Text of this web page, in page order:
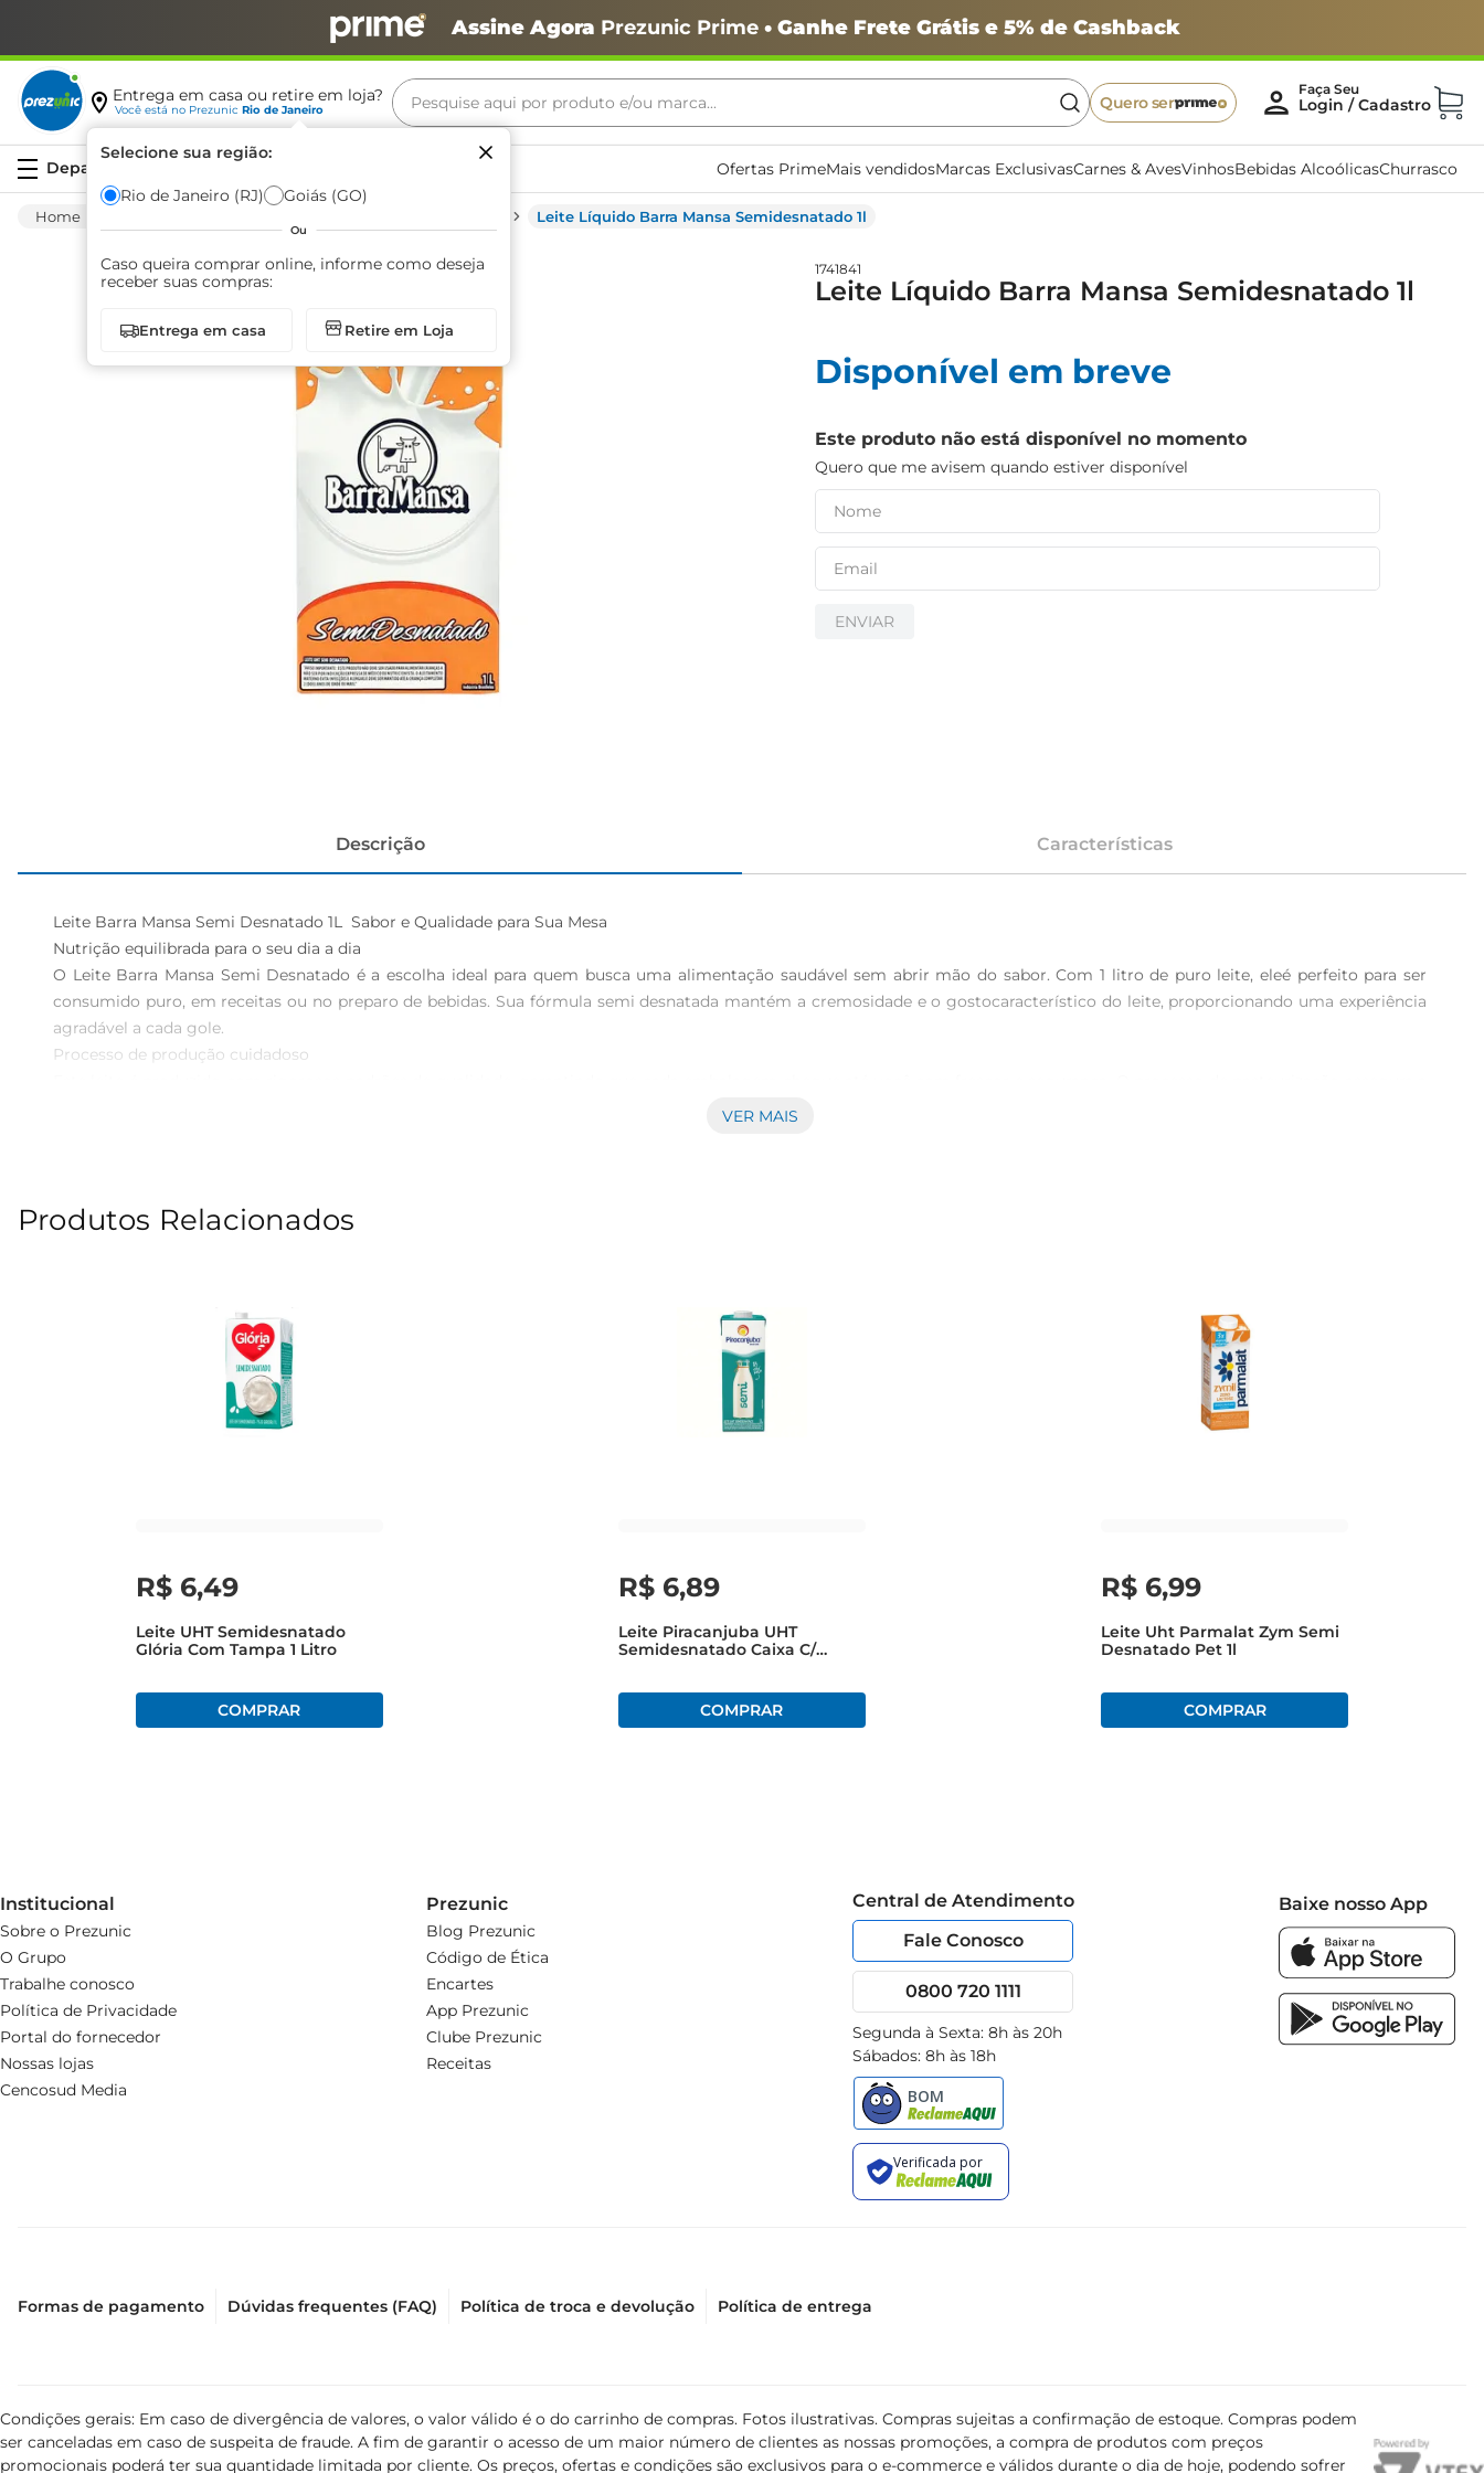
Assine Agora Prezunic Prime• Ganhe Frete Grátis e 5% de Cashback
Entrega em casa ou retire em loja?
Você está no Prezunic Rio de Janeiro
Selecione sua região:
Rio de Janeiro (RJ) Goiás (GO)
Ou
Caso queira comprar online, informe como deseja
receber suas compras:
Entrega em casa Retire em Loja
Pesquise aqui por produto e/ou marca...
Quero ser
Ofertas PrimeMais vendidosMarcas ExclusivasCarnes & AvesVinhosBebidas AlcoólicasChurrasco
Leite Líquido Barra Mansa Semidesnatado 1l
1741841
Leite Líquido Barra Mansa Semidesnatado 1l
Disponível em breve
Este produto não está disponível no momento
Quero que me avisem quando estiver disponível
ENVIAR
Descrição Características
Leite Barra Mansa Semi Desnatado 1L  Sabor e Qualidade para Sua Mesa
Nutrição equilibrada para o seu dia a dia
O Leite Barra Mansa Semi Desnatado é a escolha ideal para quem busca uma alimentação saudável sem abrir mão do sabor. Com 1 litro de puro leite, eleé perfeito para ser
consumido puro, em receitas ou no preparo de bebidas. Sua fórmula semi desnatada mantém a cremosidade e o gostocaracterístico do leite, proporcionando uma experiência
agradável a cada gole.
Processo de produção cuidadoso
eliminação de microrganismos indesejados, preservando os nutrientes essenciais, como cálcio e vitaminas. Assim, você pode desfrutar de um produto que não apenas atende às
bolos, pudins e molhos, ele se adapta a diferentes ocasiões. Sua textura leve e sabor suave tornam qualquer prato mais especial, permitindo que você explore sua criatividade na
Com o Leite Barra Mansa Semi Desnatado, você tem à disposição um produto de qualidade que se encaixa perfeitamente em um estilo de vida equilibrado e saboroso.
VER MAIS
Produtos Relacionados
R$ 6,49
Leite UHT Semidesnatado
Glória Com Tampa 1 Litro
R$ 6,89
Leite Piracanjuba UHT
Semidesnatado Caixa C/
R$ 6,99
Leite Uht Parmalat Zym Semi
Desnatado Pet 1l
Institucional
Sobre o Prezunic
O Grupo
Trabalhe conosco
Política de Privacidade
Portal do fornecedor
Nossas lojas
Cencosud Media
Prezunic
Blog Prezunic
Código de Ética
Encartes
App Prezunic
Clube Prezunic
Receitas
Central de Atendimento
Fale Conosco
0800 720 1111
Segunda à Sexta: 8h às 20h
Sábados: 8h às 18h
Baixe nosso App
Formas de pagamento Dúvidas frequentes (FAQ) Política de troca e devolução Política de entrega
Condições gerais: Em caso de divergência de valores, o valor válido é o do carrinho de compras. Fotos ilustrativas. Compras sujeitas a confirmação de estoque. Compras podem
ser canceladas em caso de suspeita de fraude. A fim de garantir o acesso de um maior número de clientes as nossas promoções, a compra de produtos com preços
promocionais poderá ter sua quantidade limitada por cliente. Os preços, ofertas e condições são exclusivos para o e-commerce e válidos durante o dia de hoje, podendo sofrer
Termos mais buscados
café
biscoito
azeite
arroz
iogurte
papel higiênico
cerveja